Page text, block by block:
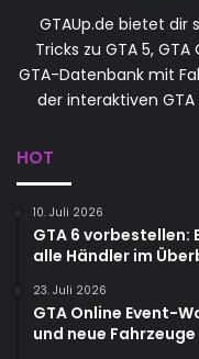
GTAUp.de bietet dir
Tricks zu GTA 5,
GTA-Datenbank mit
der interaktiven
HOT
10. Juli 2026
GTA 6 vorbestellen:
alle Händler im
23. Juli 2026
GTA Online Event-
und neue Fahrzeuge